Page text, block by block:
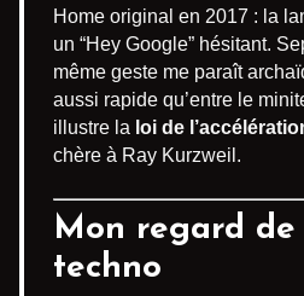
Home original en 2017 : la
un “Hey Google” hésitant.
même geste me paraît
aussi rapide qu’entre le
illustre la loi de
chère à Ray Kurzweil.
Mon regard
techno